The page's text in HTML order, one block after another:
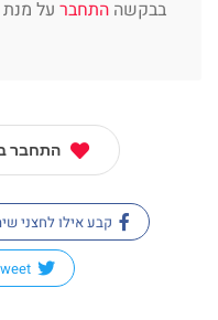
בבקשה התחבר על
התחבר
קבע אילו לחצני
Tweet